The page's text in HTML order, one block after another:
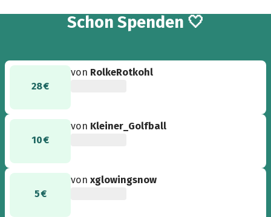
Schon 29
Spenden 🤍
28 €
von RolkeRotkohl
10 €
von Kleiner_Golfball
5 €
vonxglowingsnow